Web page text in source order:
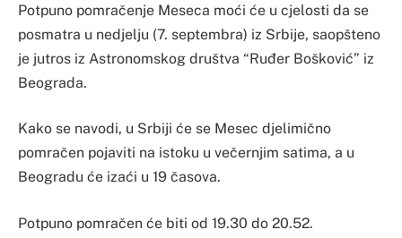
Potpuno pomračenje Meseca moći će u cjelosti da se
posmatra u nedjelju (7. septembra) iz Srbije, saopšteno
je jutros iz Astronomskog društva “Ruđer Bošković” iz
Beograda.
Kako se navodi, u Srbiji će se Mesec djelimično
pomračen pojaviti na istoku u večernjim satima, a u
Beogradu će izaći u 19 časova.
Potpuno pomračen će biti od 19.30 do 20.52.